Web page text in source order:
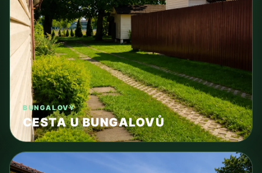
BUNGALOVY
CESTA U BUNGALOVŮ